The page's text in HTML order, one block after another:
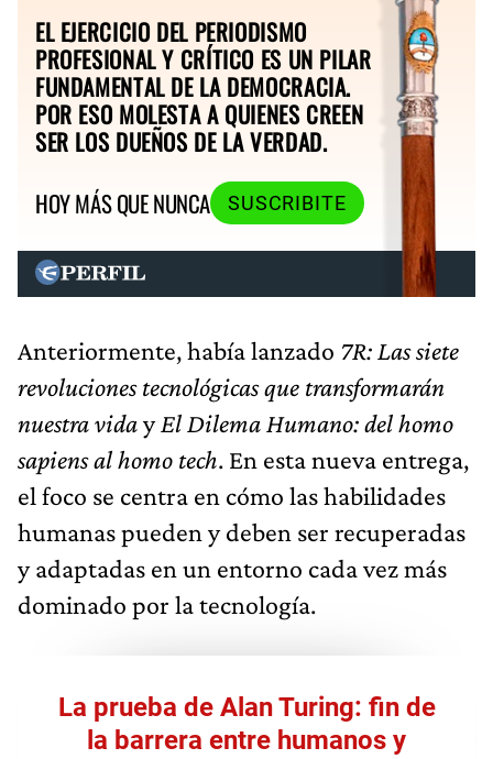
EL EJERCICIO DEL PERIODISMO
PROFESIONAL Y CRÍTICO ES UN PILAR
FUNDAMENTAL DE LA DEMOCRACIA.
POR ESO MOLESTA A QUIENES CREEN
SER LOS DUEÑOS DE LA VERDAD.
HOY MÁS QUE NUNCA
SUSCRIBITE
Anteriormente, había lanzado 7R: Las siete
revoluciones tecnológicas que transformarán
nuestra vidayEl Dilema Humano: del homo
sapiens al homo tech. En esta nueva entrega,
el foco se centra en cómo las habilidades
humanas pueden y deben ser recuperadas
y adaptadas en un entorno cada vez más
dominado por la tecnología.
La prueba de Alan Turing: fin de
la barrera entre humanos y